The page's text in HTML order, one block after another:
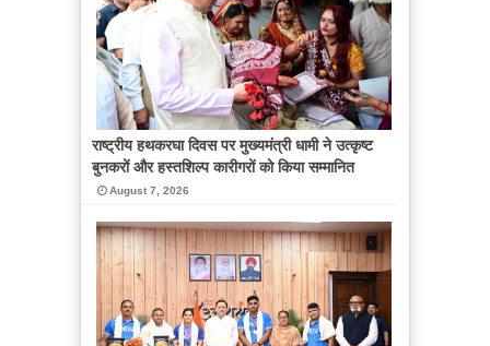
राष्ट्रीय हथकरघा दिवस पर मुख्यमंत्री धामी ने उत्कृष्ट
बुनकरों और हस्तशिल्प कारीगरों को किया सम्मानित
August 7, 2026